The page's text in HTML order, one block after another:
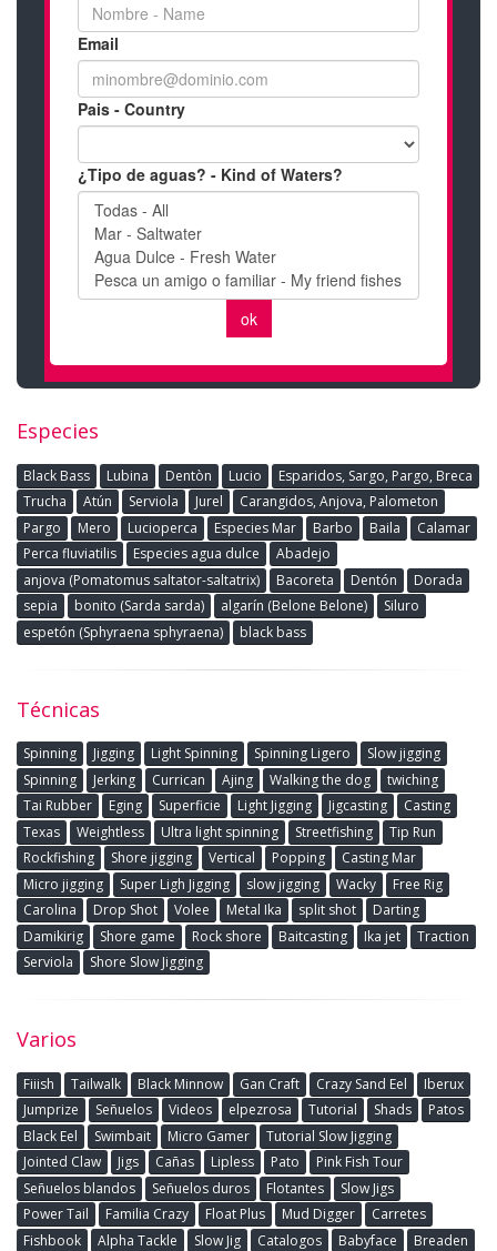
Especies
Black Bass Lubina Dentòn Lucio
Esparidos, Sargo, Pargo, Breca
Trucha
Atún Serviola Jurel
Carangidos, Anjova, Palometon
Pargo
Mero Lucioperca Especies Mar Barbo Baila
Calamar
Perca fluviatilis
Especies agua dulce
Abadejo
anjova (Pomatomus saltator-saltatrix)
Bacoreta Dentón
Dorada
sepia
bonito (Sarda sarda) algarín (Belone Belone)
Siluro
espetón (Sphyraena sphyraena)
black bass
Técnicas
Spinning Jigging Light Spinning Spinning Ligero
Slow jigging
Spinning
Jerking Currican Ajing Walking the dog
twiching
Tai Rubber
Eging Superficie Light Jigging Jigcasting
Casting
Texas
Weightless Ultra light spinning Streetfishing
Tip Run
Rockfishing
Shore jigging Vertical Popping
Casting Mar
Micro jigging
Super Ligh Jigging slow jigging Wacky
Free Rig
Carolina
Drop Shot Volee Metal Ika split shot
Darting
Damikirig
Shore game Rock shore Baitcasting Ika jet
Traction
Serviola
Shore Slow Jigging
Varios
Fiiish Tailwalk Black Minnow Gan Craft Crazy Sand Eel
Iberux
Jumprize
Señuelos Videos elpezrosa Tutorial Shads
Patos
Black Eel
Swimbait Micro Gamer
Tutorial Slow Jigging
Jointed Claw
Jigs Cañas Lipless Pato
Pink Fish Tour
Señuelos blandos
Señuelos duros Flotantes
Slow Jigs
Power Tail
Familia Crazy Float Plus Mud Digger
Carretes
Fishbook
Alpha Tackle Slow Jig Catalogos Babyface
Breaden